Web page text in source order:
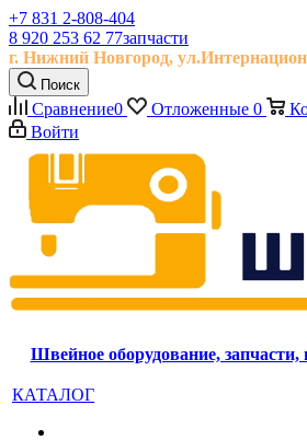
+7 831 2-808-404
8 920 253 62 77запчасти
г. Нижний Новгород, ул.
Поиск
Сравнение0 Отложенные 0
Войти
Швейное оборудование, запчасти,
КАТАЛОГ